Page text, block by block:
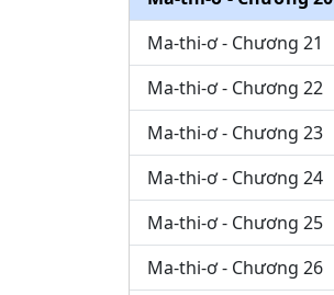
Ma-thi-ơ - Chương 21
Ma-thi-ơ - Chương 22
Ma-thi-ơ - Chương 23
Ma-thi-ơ - Chương 24
Ma-thi-ơ - Chương 25
Ma-thi-ơ - Chương 26